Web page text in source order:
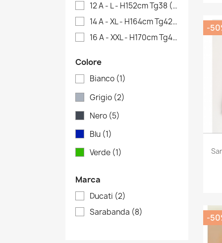
12 A - L - H152cm Tg38 (6)
14 A - XL - H164cm Tg42(5)
16 A - XXL - H170cm Tg44
Colore
Bianco (1)
Grigio (2)
Nero (5)
Blu (1)
Verde (1)
Marca
Ducati (2)
Sarabanda (8)
-
-